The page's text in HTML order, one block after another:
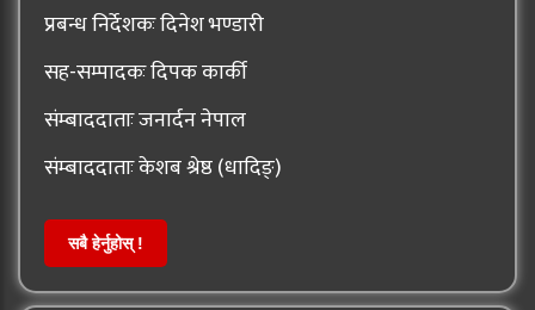
प्रबन्ध निर्देशकः दिनेश भण्डारी
सह-सम्पादकः दिपक कार्की
संम्बाददाताः जनार्दन नेपाल
संम्बाददाताः केशब श्रेष्ठ (धादिङ्)
सबै हेर्नुहोस् !